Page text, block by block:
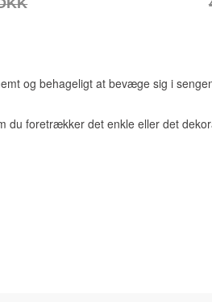
og behageligt at bevæge sig i
du foretrækker det enkle eller det